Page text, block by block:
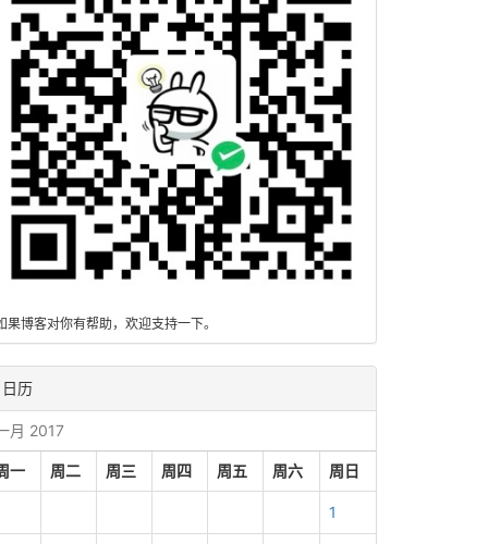
果博客对你有帮助，欢迎支持一下。
日历
月 2017
一 周二 周三 周四 周五 周六 周日
1